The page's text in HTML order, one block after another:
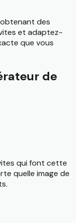
des
et adaptez-
que vous
de
qui font cette
quelle image de